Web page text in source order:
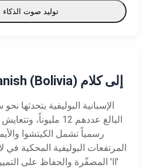
توليد صوت
حول تحويل نص Spanish (Bolivia) إلى كلام
الإسبانية البوليفية يتحدثها
رسمياً تشمل الكيتشوا
المرتفعات البوليفية المحكية